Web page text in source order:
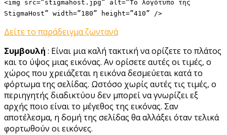
<img src=”stigmahost.jpg” alt=”Το λογότυπο της
StigmaHost” width=”180” height=”410” />
Δείτε το παράδειγμα ζωντανά
Συμβουλή : Είναι μια καλή τακτική να ορίζετε το πλάτος
και το ύψος μιας εικόνας. Αν ορίσετε αυτές οι τιμές, ο
χώρος που χρειάζεται η εικόνα δεσμεύεται κατά το
φόρτωμα της σελίδας. Ωστόσο χωρίς αυτές τις τιμές, ο
περιηγητής διαδικτύου δεν μπορεί να γνωρίζει εξ
αρχής ποιο είναι το μέγεθος της εικόνας. Σαν
αποτέλεσμα, η δομή της σελίδας θα αλλάξει όταν τελικά
φορτωθούν οι εικόνες.